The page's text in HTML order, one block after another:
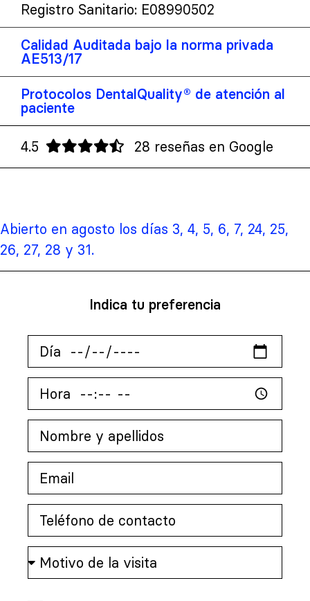
Registro Sanitario: E08990502
Calidad Auditada bajo la norma privada
AE513/17
Protocolos DentalQuality® de atención al
paciente
4.5 28 reseñas en Google
Abierto en agosto los días 3, 4, 5, 6, 7, 24, 25,
26, 27, 28 y 31.
Indica tu preferencia